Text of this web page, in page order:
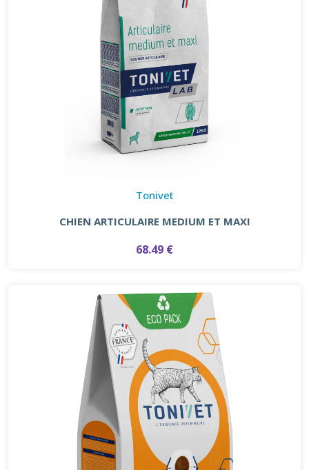
Tonivet
CHIEN ARTICULAIRE MEDIUM ET MAXI
68.49 €